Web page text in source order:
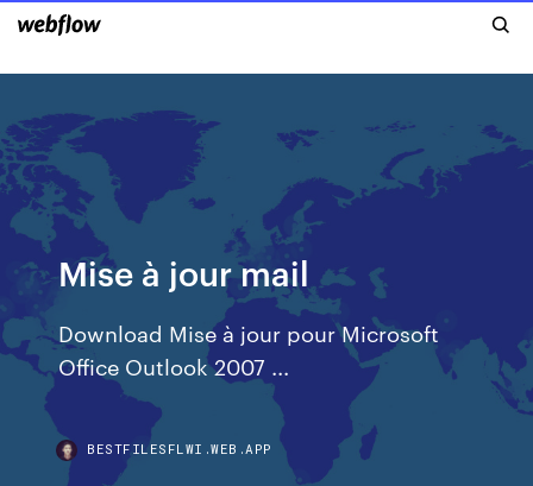
Mise à jour mail
Download Mise à jour pour Microsoft
Office Outlook 2007 ...
BESTFILESFLWI.WEB.APP